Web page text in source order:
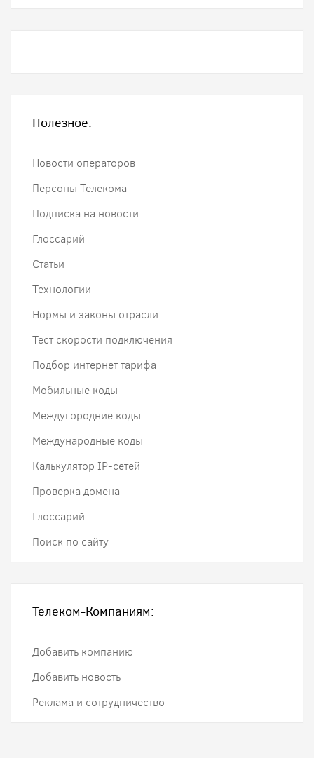
Полезное:
Новости операторов
Персоны Телекома
Подписка на новости
Глоссарий
Статьи
Технологии
Нормы и законы отрасли
Тест скорости подключения
Подбор интернет тарифа
Мобильные коды
Междугородние коды
Международные коды
Калькулятор IP-сетей
Проверка домена
Глоссарий
Поиск по сайту
Телеком-Компаниям:
Добавить компанию
Добавить новость
Реклама и сотрудничество